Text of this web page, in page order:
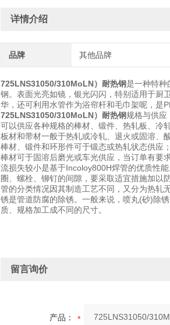
详情介绍
品牌 其他品牌
725LNS31050/310MoLN）耐热钢是一种特种
钢。表面光亮如镜，银光闪闪，特别适用于厨
华，还可利用水管作为浴帘杆和毛巾架呢，是
725LNS31050/310MoLN）耐热钢规格与供应
可以供应各种规格的棒材、锻件、热轧板、冷
板材和带材一般于热轧或冷轧、退火或固溶、
棒材、锻件和环形件可于锻态或热轧状态供应
棒材可于固溶后磨光或车光供应，当订单有
流损失较小是基于Incoloy800H焊管的优质性
圈、螺栓、铆钉的间隙，要采取适宜措施加
管的分类情况因其制造工艺不同，又分为热
锈是管道防腐的除锈。一般来说，喷丸(砂)除
质、规格加工成不同的尺寸。
留言询价
产品：